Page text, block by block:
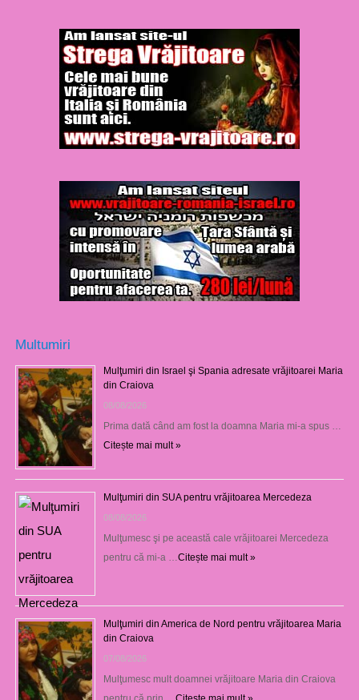
Multumiri
Mulţumiri din Israel şi Spania adresate vrăjitoarei Maria
din Craiova
08/08/2026
Prima dată când am fost la doamna Maria mi-a spus …
Citește mai mult »
Mulţumiri din SUA pentru vrăjitoarea Mercedeza
08/08/2026
Mulţumesc şi pe această cale vrăjitoarei Mercedeza
pentru că mi-a … Citește mai mult »
Mulţumiri din America de Nord pentru vrăjitoarea Maria
din Craiova
07/08/2026
Mulţumesc mult doamnei vrăjitoare Maria din Craiova